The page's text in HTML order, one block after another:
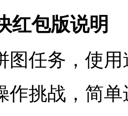
红包版说明
图任务，使
作挑战，简